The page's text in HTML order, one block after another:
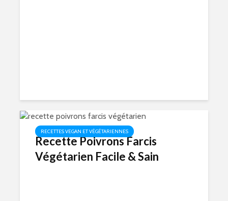
RECETTES VEGAN ET VÉGÉTARIENNES
Recette Poivrons Farcis
Végétarien Facile & Sain